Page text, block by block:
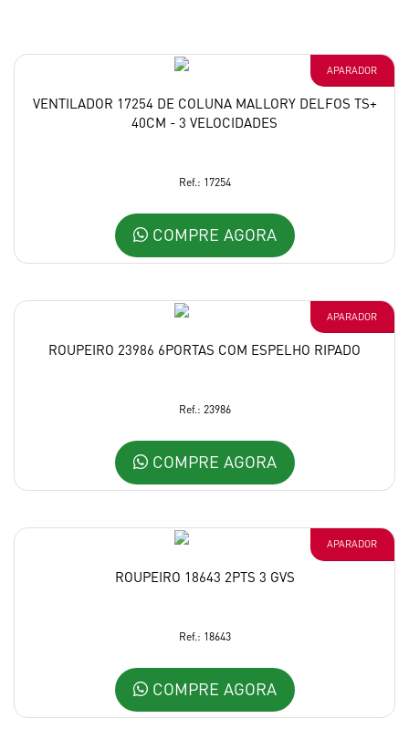
APARADOR
VENTILADOR 17254 DE COLUNA MALLORY DELFOS TS+
40CM - 3 VELOCIDADES
Ref.: 17254
COMPRE AGORA
APARADOR
ROUPEIRO 23986 6PORTAS COM ESPELHO RIPADO
Ref.: 23986
COMPRE AGORA
APARADOR
ROUPEIRO 18643 2PTS 3 GVS
Ref.: 18643
COMPRE AGORA